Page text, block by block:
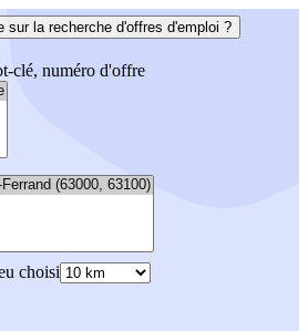
sur la recherche d'offres d'emploi ?
clé, numéro d'offre
choisi